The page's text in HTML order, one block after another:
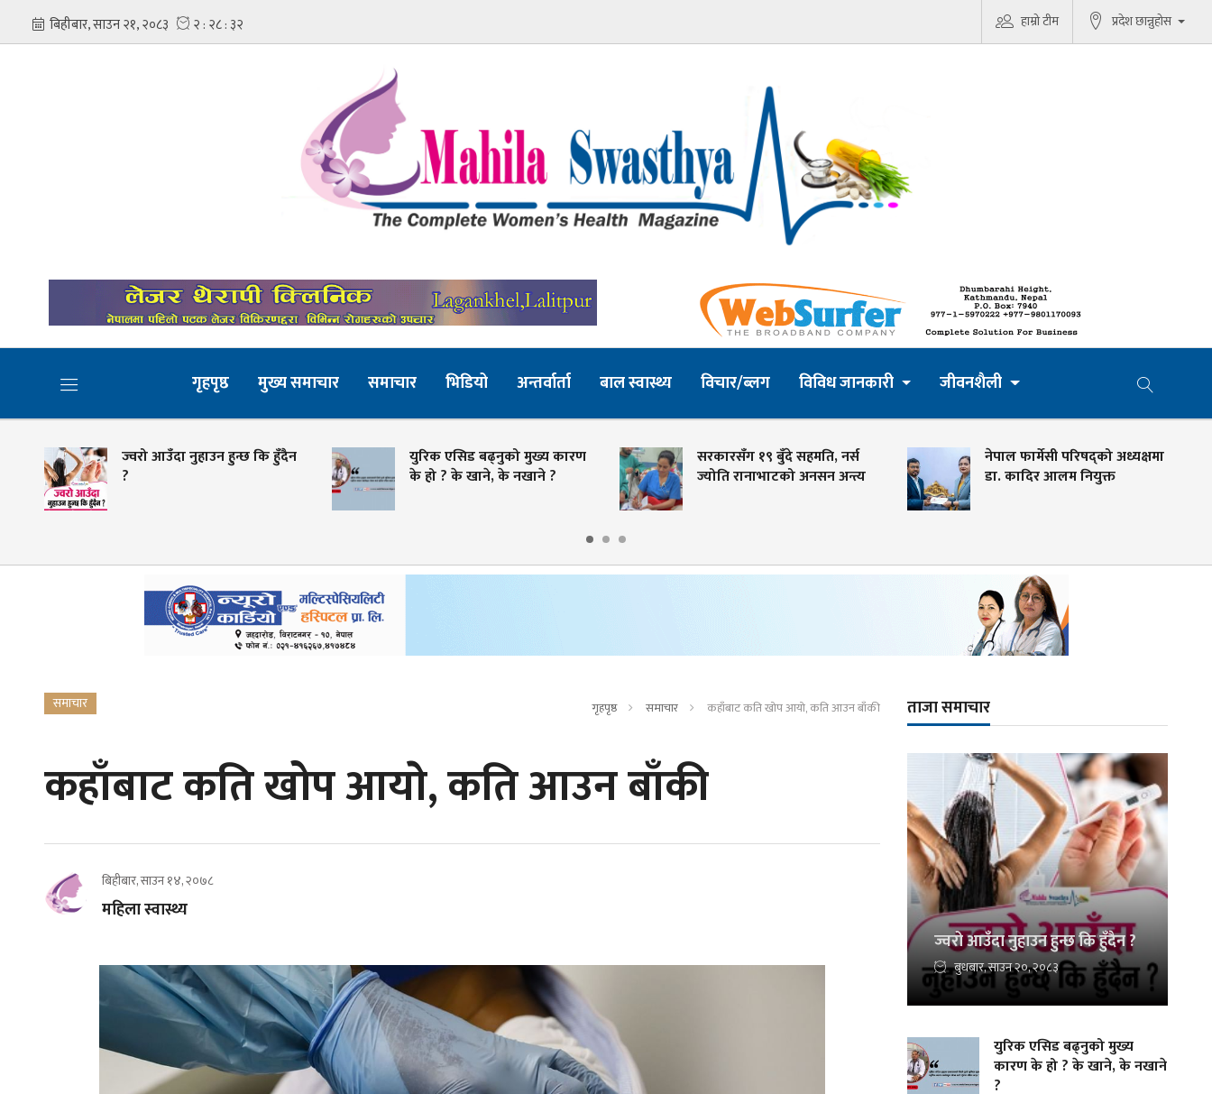
हाम्रो टीम प्रदेश छान्नुहोस
गृहपृष्ठ मुख्य समाचार समाचार भिडियो अन्तर्वार्ता बाल स्वास्थ्य विचार/ब्लग विविध जानकारी जीवनशैली
ज्वरो आउँदा नुहाउन हुन्छ कि हुँदैन
?
युरिक एसिड बढ्नुको मुख्य कारण
के हो ? के खाने, के नखाने ?
सरकारसँग १९ बुँदे सहमति, नर्स
ज्योति रानाभाटको अनसन अन्त्य
नेपाल फार्मेसी परिषद्को अध्यक्षमा
डा. कादिर आलम नियुक्त
समाचार गृहपृष्ठ समाचार कहाँबाट कति खोप आयाे, कति आउन बाँकी
कहाँबाट कति खोप आयाे, कति आउन बाँकी
बिहीबार, साउन १४, २०७८
महिला स्वास्थ्य
ताजा समाचार
ज्वरो आउँदा नुहाउन हुन्छ कि हुँदैन ?
बुधबार, साउन २०, २०८३
युरिक एसिड बढ्नुको मुख्य
कारण के हो ? के खाने, के नखाने
?